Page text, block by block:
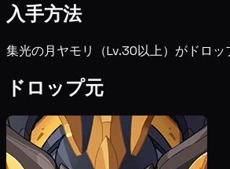
入手方法
集光の月ヤモリ（Lv.30以上）がドロッ
ドロップ元